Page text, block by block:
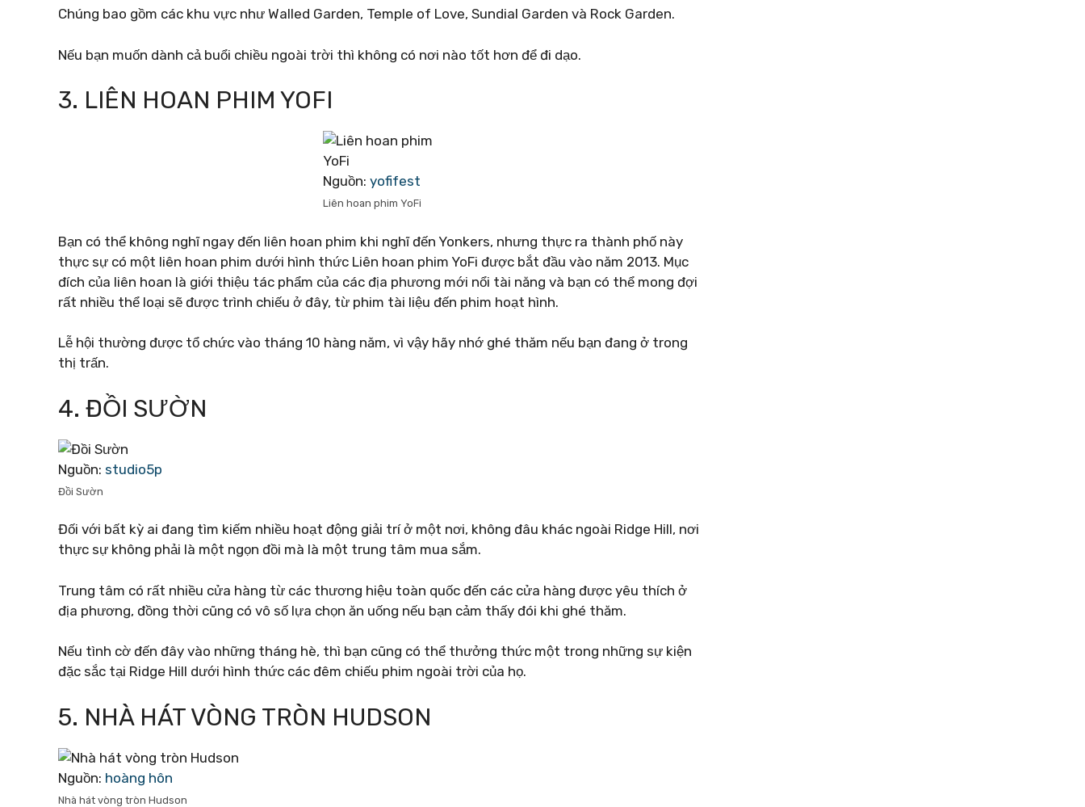
Chúng bao gồm các khu vực như Walled Garden, Temple of Love, Sundial Garden và Rock Garden.
Nếu bạn muốn dành cả buổi chiều ngoài trời thì không có nơi nào tốt hơn để đi dạo.
3. LIÊN HOAN PHIM YOFI
Nguồn: yofifest
Liên hoan phim YoFi
Bạn có thể không nghĩ ngay đến liên hoan phim khi nghĩ đến Yonkers, nhưng thực ra thành phố này
thực sự có một liên hoan phim dưới hình thức Liên hoan phim YoFi được bắt đầu vào năm 2013. Mục
đích của liên hoan là giới thiệu tác phẩm của các địa phương mới nổi tài năng và bạn có thể mong đợi
rất nhiều thể loại sẽ được trình chiếu ở đây, từ phim tài liệu đến phim hoạt hình.
Lễ hội thường được tổ chức vào tháng 10 hàng năm, vì vậy hãy nhớ ghé thăm nếu bạn đang ở trong
thị trấn.
4. ĐỒI SƯỜN
Nguồn: studio5p
Đồi Sườn
Đối với bất kỳ ai đang tìm kiếm nhiều hoạt động giải trí ở một nơi, không đâu khác ngoài Ridge Hill, nơi
thực sự không phải là một ngọn đồi mà là một trung tâm mua sắm.
Trung tâm có rất nhiều cửa hàng từ các thương hiệu toàn quốc đến các cửa hàng được yêu thích ở
địa phương, đồng thời cũng có vô số lựa chọn ăn uống nếu bạn cảm thấy đói khi ghé thăm.
Nếu tình cờ đến đây vào những tháng hè, thì bạn cũng có thể thưởng thức một trong những sự kiện
đặc sắc tại Ridge Hill dưới hình thức các đêm chiếu phim ngoài trời của họ.
5. NHÀ HÁT VÒNG TRÒN HUDSON
Nguồn: hoàng hôn
Nhà hát vòng tròn Hudson